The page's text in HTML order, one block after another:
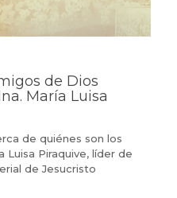
de Dios
María Luisa
de quiénes son los
Luisa Piraquive, líder de
de Jesucristo